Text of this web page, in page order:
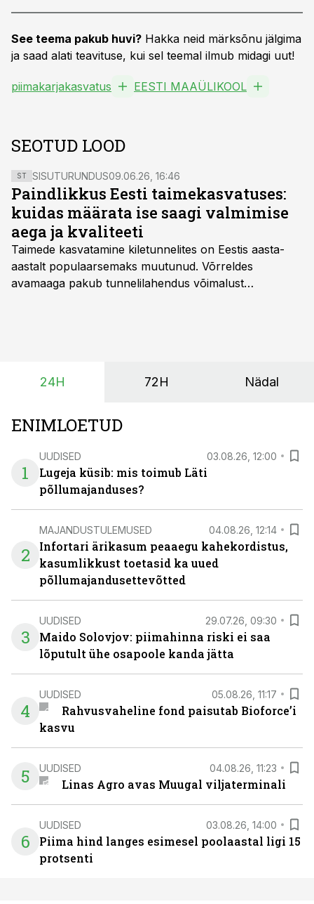
See teema pakub huvi? Hakka neid märksõnu jälgima
ja saad alati teavituse, kui sel teemal ilmub midagi uut!
piimakarjakasvatus EESTI MAAÜLIKOOL
SEOTUD LOOD
ST SISUTURUNDUS09.06.26, 16:46
Paindlikkus Eesti taimekasvatuses:
kuidas määrata ise saagi valmimise
aega ja kvaliteeti
Taimede kasvatamine kiletunnelites on Eestis aasta-
aastalt populaarsemaks muutunud. Võrreldes
avamaaga pakub tunnelilahendus võimalust
24H 72H Nädal
ENIMLOETUD
1
UUDISED 03.08.26, 12:00
Lugeja küsib: mis toimub Läti
põllumajanduses?
2
MAJANDUSTULEMUSED 04.08.26, 12:14
Infortari ärikasum peaaegu kahekordistus,
kasumlikkust toetasid ka uued
põllumajandusettevõtted
3
UUDISED 29.07.26, 09:30
Maido Solovjov: piimahinna riski ei saa
lõputult ühe osapoole kanda jätta
4
UUDISED 05.08.26, 11:17
Rahvusvaheline fond paisutab Bioforce’i
kasvu
5 UUDISED 04.08.26, 11:23
Linas Agro avas Muugal viljaterminali
6
UUDISED 03.08.26, 14:00
Piima hind langes esimesel poolaastal ligi 15
protsenti